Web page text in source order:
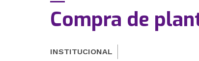
Compra de
INSTITUCIONAL